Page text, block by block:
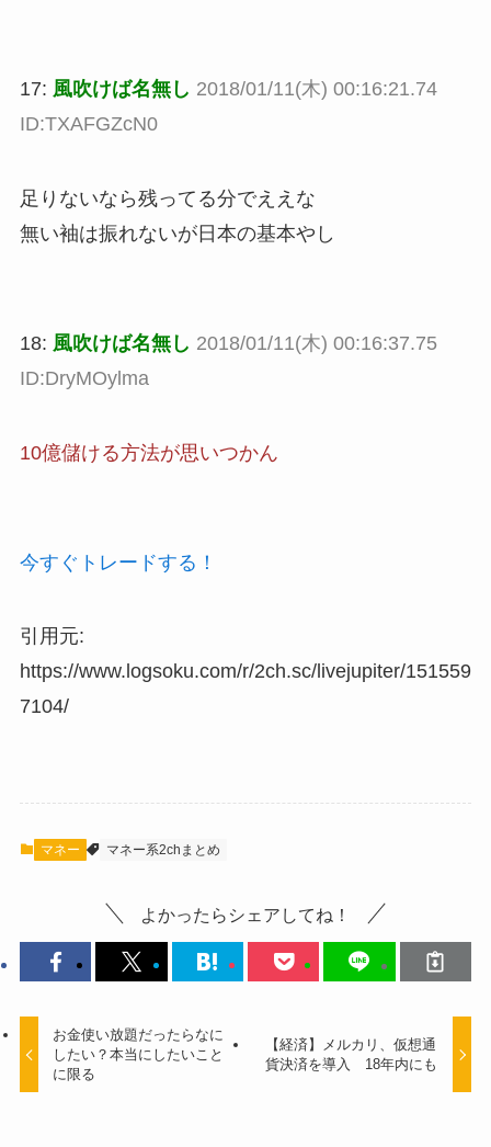
17: 風吹けば名無し 2018/01/11(木) 00:16:21.74
ID:TXAFGZcN0
足りないなら残ってる分でええな
無い袖は振れないが日本の基本やし
18: 風吹けば名無し 2018/01/11(木) 00:16:37.75
ID:DryMOylma
10億儲ける方法が思いつかん
今すぐトレードする！
引用元:
https://www.logsoku.com/r/2ch.sc/livejupiter/151559
7104/
マネー マネー系2chまとめ
よかったらシェアしてね！
お金使い放題だったらなに
したい？本当にしたいこと
に限る
【経済】メルカリ、仮想通
貨決済を導入 18年内にも